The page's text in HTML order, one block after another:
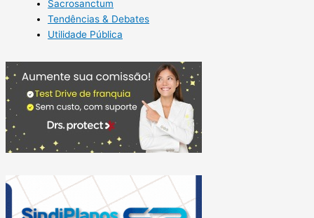
Sacrosanctum
Tendências & Debates
Utilidade Pública